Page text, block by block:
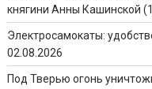
княгини Анны Кашинской
Электросамокаты:
02.08.2026
Под Тверью огонь